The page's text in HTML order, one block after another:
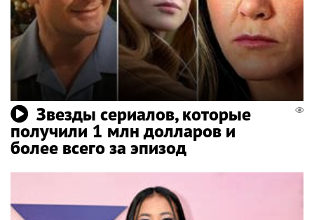
Звезды сериалов, которые
получили 1 млн долларов и
более всего за эпизод